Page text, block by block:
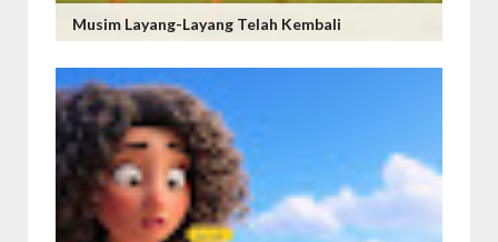
Musim Layang-Layang Telah Kembali